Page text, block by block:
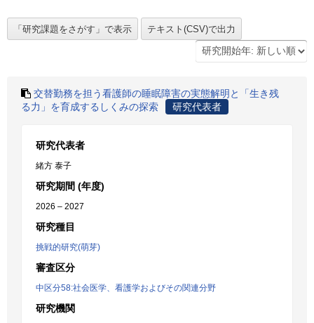
交替勤務を担う看護師の睡眠障害の実態解明と「生き残
る力」を育成するしくみの探索
研究代表者
研究代表者
緒方 泰子
研究期間 (年度)
2026 – 2027
研究種目
挑戦的研究(萌芽)
審査区分
中区分58:社会医学、看護学およびその関連分野
研究機関